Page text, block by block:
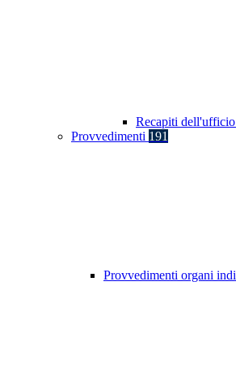
Recapiti dell'ufficio
Provvedimenti 191
Provvedimenti organi